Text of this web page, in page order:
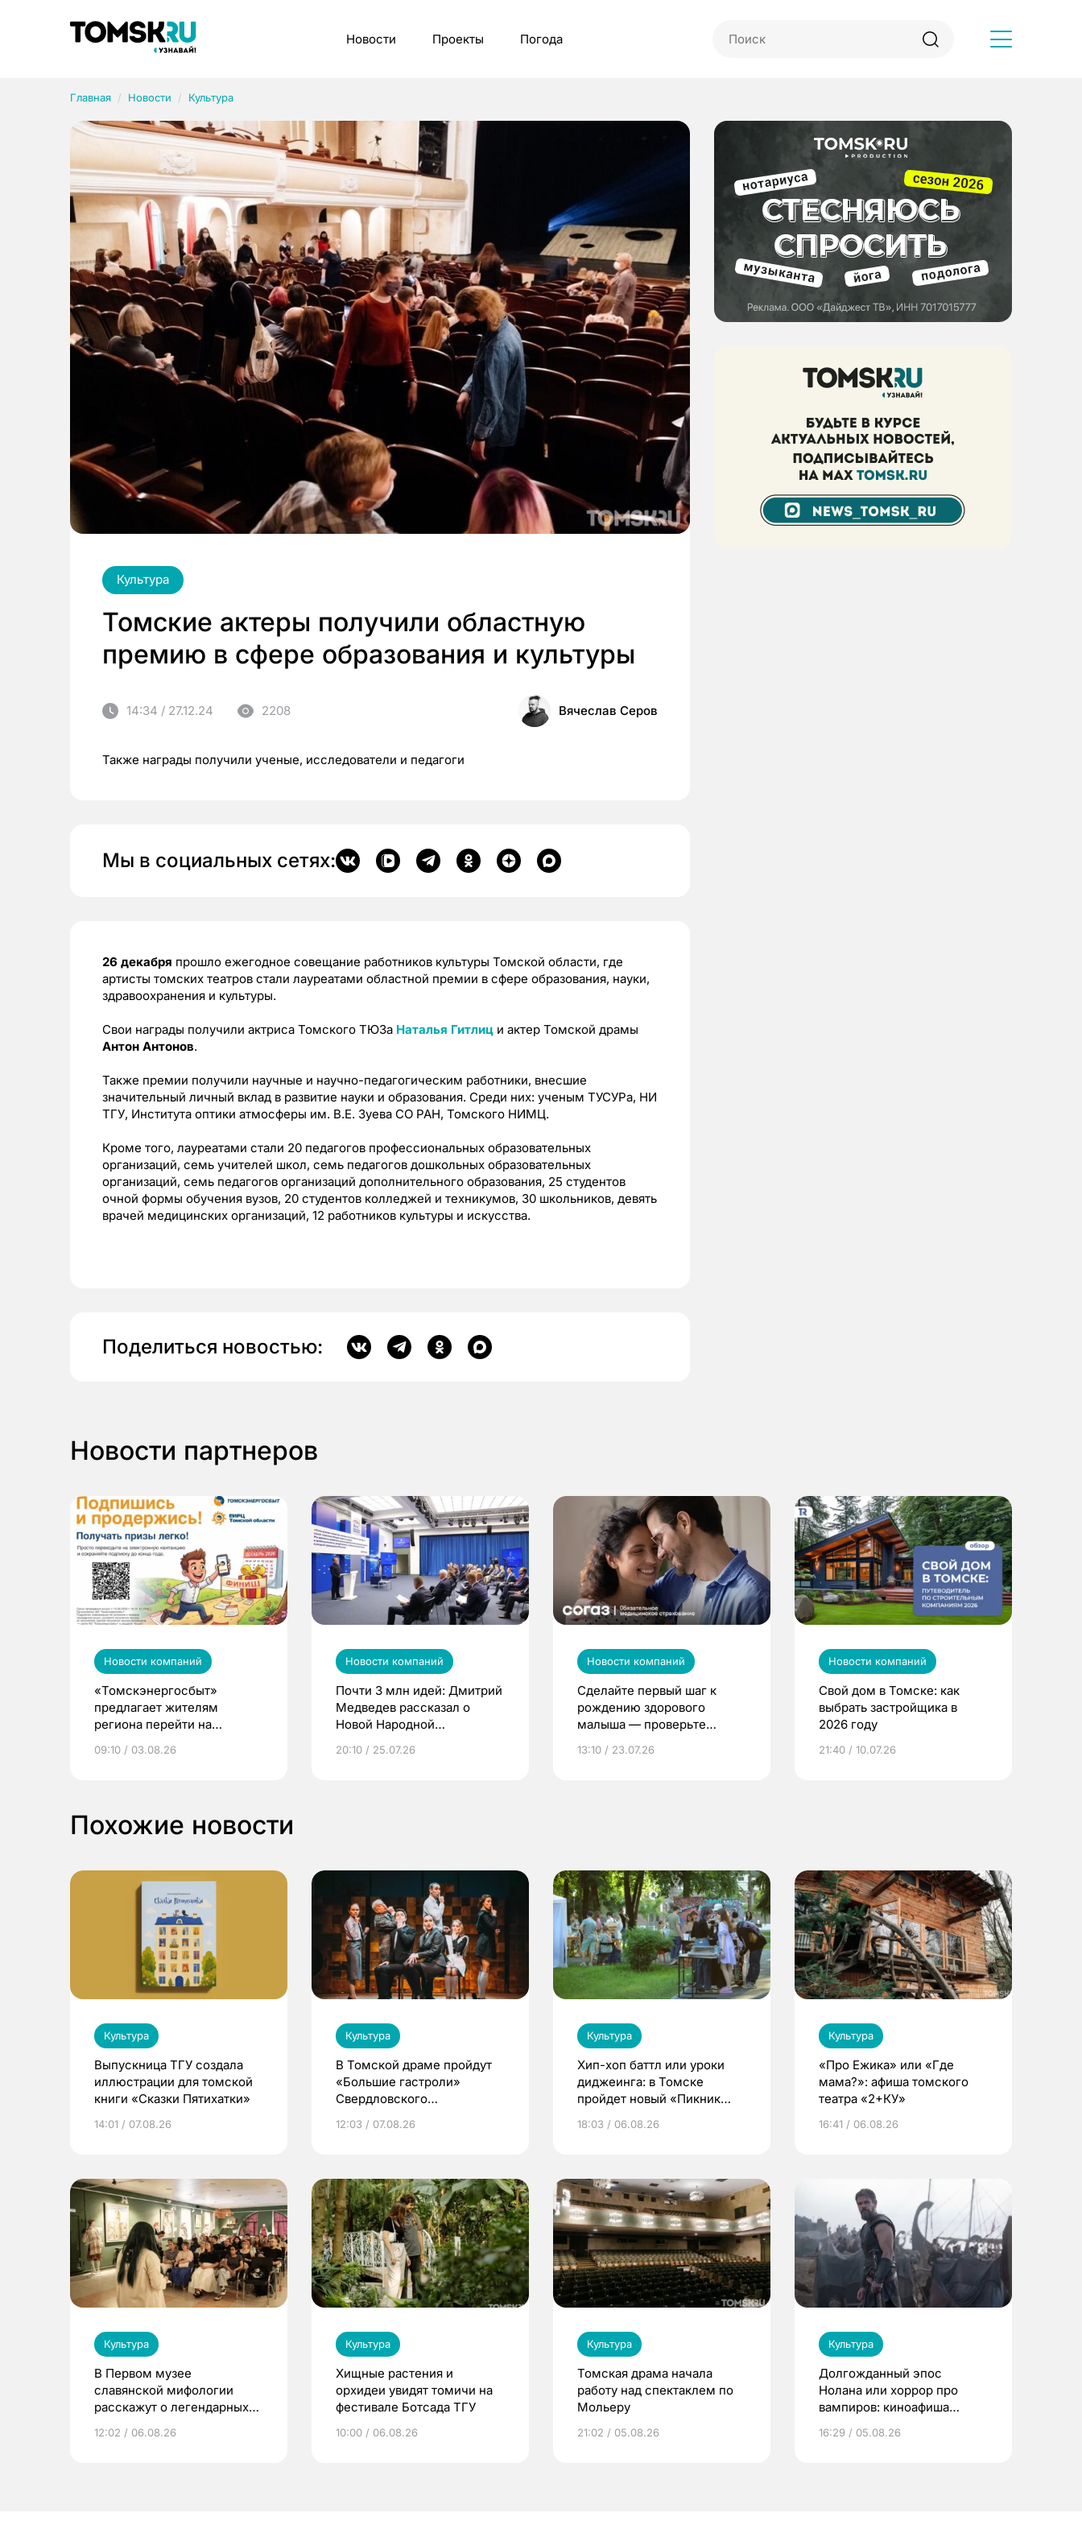
Новости Проекты Погода
Главная Новости Культура
Культура
Томские актеры получили областную
премию в сфере образования и культуры
14:34 / 27.12.24 2208 Вячеслав Серов
Также награды получили ученые, исследователи и педагоги
Мы в социальных сетях:
26 декабря прошло ежегодное совещание работников культуры Томской области, где
артисты томских театров стали лауреатами областной премии в сфере образования, науки,
здравоохранения и культуры.
Свои награды получили актриса Томского ТЮЗа Наталья Гитлиц и актер Томской драмы
Антон Антонов.
Также премии получили научные и научно-педагогическим работники, внесшие
значительный личный вклад в развитие науки и образования. Среди них: ученым ТУСУРа, НИ
ТГУ, Института оптики атмосферы им. В.Е. Зуева СО РАН, Томского НИМЦ.
Кроме того, лауреатами стали 20 педагогов профессиональных образовательных
организаций, семь учителей школ, семь педагогов дошкольных образовательных
организаций, семь педагогов организаций дополнительного образования, 25 студентов
очной формы обучения вузов, 20 студентов колледжей и техникумов, 30 школьников, девять
врачей медицинских организаций, 12 работников культуры и искусства.
Поделиться новостью:
Новости партнеров
Новости компаний
«Томскэнергосбыт»
предлагает жителям
региона перейти на
выиграть призы
09:10 / 03.08.26
Новости компаний
Почти 3 млн идей: Дмитрий
Медведев рассказал о
Новой Народной
20:10 / 25.07.26
Новости компаний
Сделайте первый шаг к
рождению здорового
малыша — проверьте
по ОМС!
13:10 / 23.07.26
Новости компаний
Свой дом в Томске: как
выбрать застройщика в
2026 году
21:40 / 10.07.26
Похожие новости
Культура
Выпускница ТГУ создала
иллюстрации для томской
книги «Сказки Пятихатки»
14:01 / 07.08.26
Культура
В Томской драме пройдут
«Большие гастроли»
Свердловского
драмы
12:03 / 07.08.26
Культура
Хип-хоп баттл или уроки
диджеинга: в Томске
пройдет новый «Пикник
18:03 / 06.08.26
Культура
«Про Ежика» или «Где
мама?»: афиша томского
театра «2+КУ»
16:41 / 06.08.26
Культура
В Первом музее
славянской мифологии
расскажут о легендарных
12:02 / 06.08.26
Культура
Хищные растения и
орхидеи увидят томичи на
фестивале Ботсада ТГУ
10:00 / 06.08.26
Культура
Томская драма начала
работу над спектаклем по
Мольеру
21:02 / 05.08.26
Культура
Долгожданный эпос
Нолана или хоррор про
вампиров: киноафиша
16:29 / 05.08.26
Рубрики